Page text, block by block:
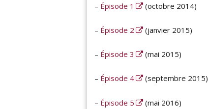
– Épisode 1 (octobre 2014)
– Épisode 2 (janvier 2015)
– Épisode 3 (mai 2015)
– Épisode 4 (septembre 2015)
– Épisode 5 (mai 2016)